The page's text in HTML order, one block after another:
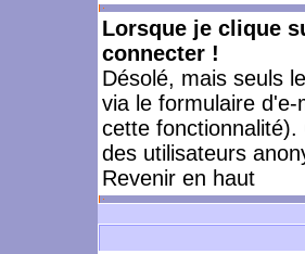
Lorsque je clique
connecter !
Désolé, mais seuls
via le formulaire
cette
des utilisateurs
Revenir en haut